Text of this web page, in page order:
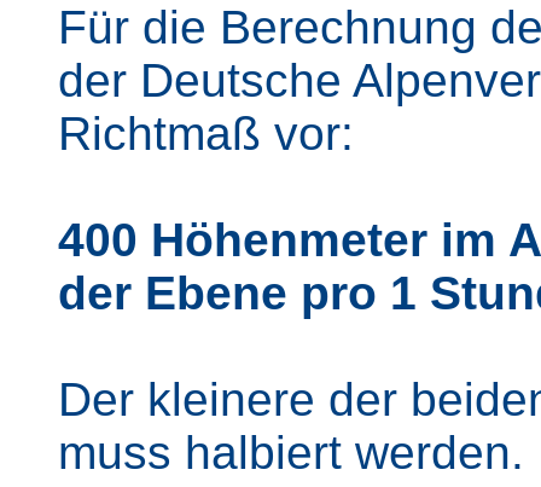
Für die Berechnung
der Deutsche
Richtmaß vor:
400 Höhenmeter im
der Ebene pro 1
Der kleinere der
muss halbiert werden.